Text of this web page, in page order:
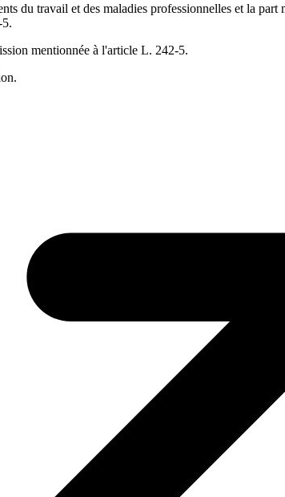
du travail et des maladies professionnelles et la
mentionnée à l'article L. 242-5.